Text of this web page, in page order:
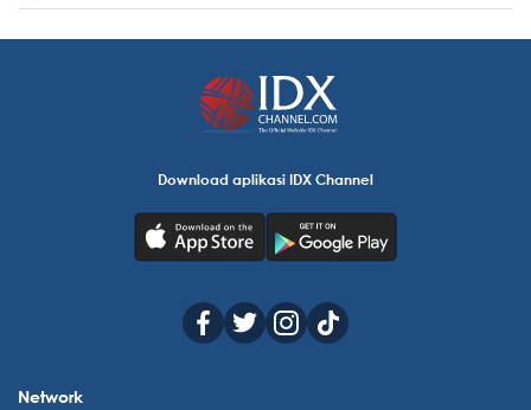
Download aplikasi IDX Channel
Network